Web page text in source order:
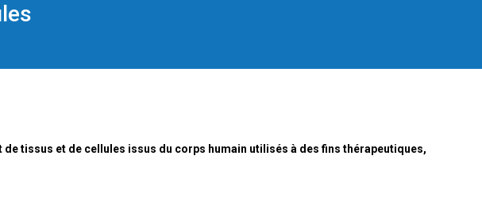
tissus et de cellules issus du corps humain utilisés à des fins thérapeutiques,